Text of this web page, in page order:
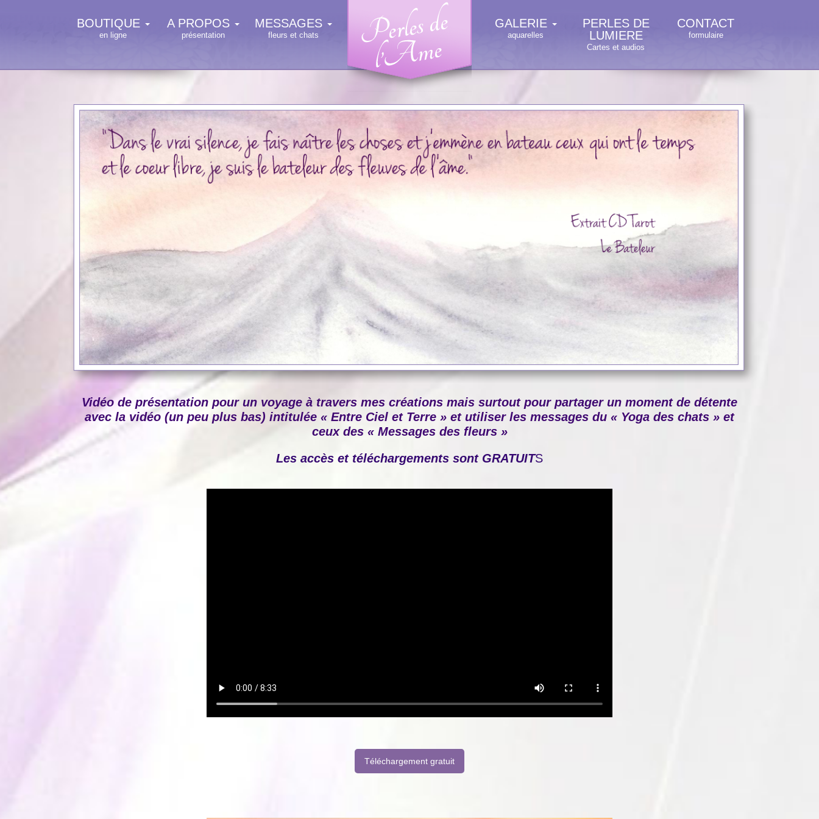
BOUTIQUE
en ligne
A PROPOS
présentation
MESSAGES
fleurs et chats
GALERIE
aquarelles
PERLES DE
LUMIERE
Cartes et audios
CONTACT
formulaire
Vidéo de présentation pour un voyage à travers mes créations mais surtout pour partager un moment de détente
avec la vidéo (un peu plus bas) intitulée « Entre Ciel et Terre » et utiliser les messages du « Yoga des chats » et
ceux des « Messages des fleurs »
Les accès et téléchargements sont GRATUITS
Téléchargement gratuit